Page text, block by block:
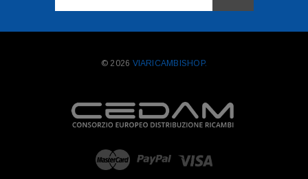
mail
© 2026 VIARICAMBISHOP.